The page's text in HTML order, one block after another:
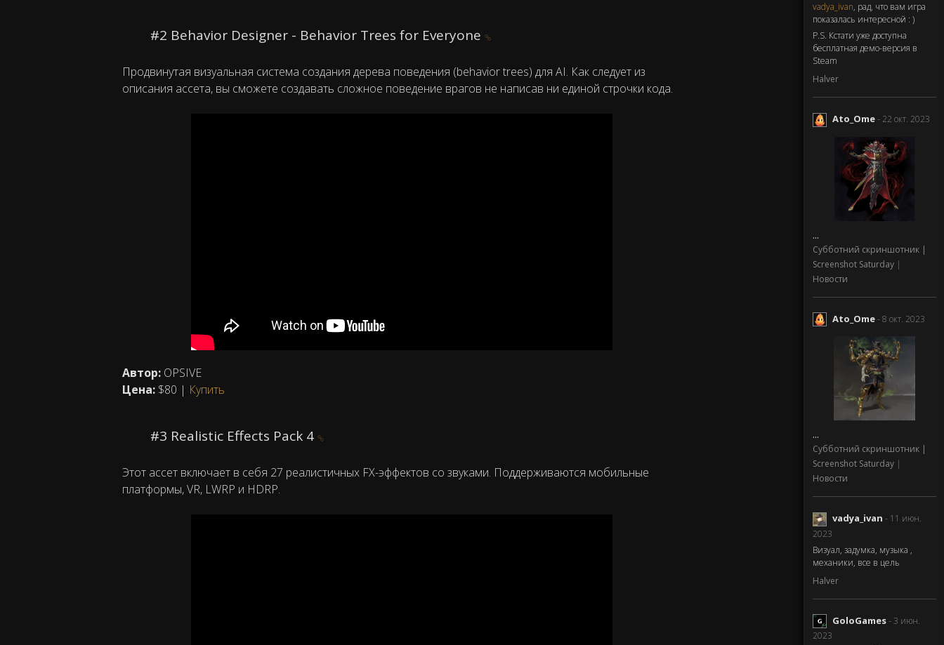
vadya_ivan, рад, что вам игра
показалась интересной : )
P.S. Кстати уже доступна
бесплатная демо-версия в
Steam
Halver
Ato_Ome- 22 окт. 2023
...
Субботний скриншотник |
Screenshot Saturday |
Новости
Ato_Ome- 8 окт. 2023
...
Субботний скриншотник |
Screenshot Saturday |
Новости
vadya_ivan - 11 июн.
2023
Визуал, задумка, музыка ,
механики, все в цель
Halver
GoloGames- 3 июн.
2023
#2 Behavior Designer - Behavior Trees for Everyone
Продвинутая визуальная система создания дерева поведения (behavior trees) для AI. Как следует из
описания ассета, вы сможете создавать сложное поведение врагов не написав ни единой строчки кода.
Автор: OPSIVE
Цена: $80 | Купить
#3 Realistic Effects Pack 4
Этот ассет включает в себя 27 реалистичных FX-эффектов со звуками. Поддерживаются мобильные
платформы, VR, LWRP и HDRP.